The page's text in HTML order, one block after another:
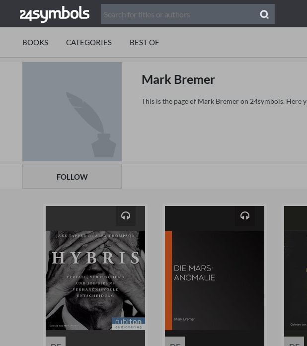
BOOKS CATEGORIES BEST OF
FOLLOW
Mark Bremer
This is the page of Mark Bremer on 24symbols. Here